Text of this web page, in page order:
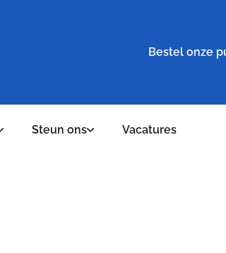
Bestel onze
Steun ons Vacatures